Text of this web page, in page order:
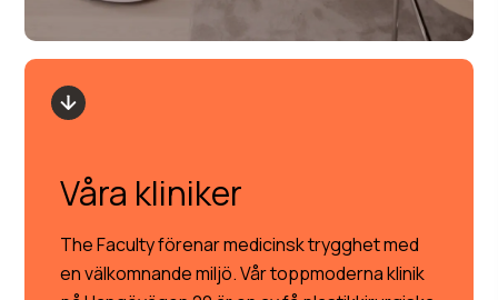
Våra kliniker
The Faculty förenar medicinsk trygghet med
en välkomnande miljö. Vår toppmoderna klinik